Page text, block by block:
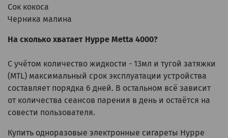
Сок кокоса
Черника малина
На сколько хватает Hyppe Metta 4000?
С учётом количество жидкости - 13мл и тугой затяжки
(MTL) максимальный срок эксплуатации устройства
составляет порядка 6 дней. В остальном всё зависит
от количества сеансов парения в день и остаётся на
совести пользователя.
Купить одноразовые электронные сигареты Hyppe